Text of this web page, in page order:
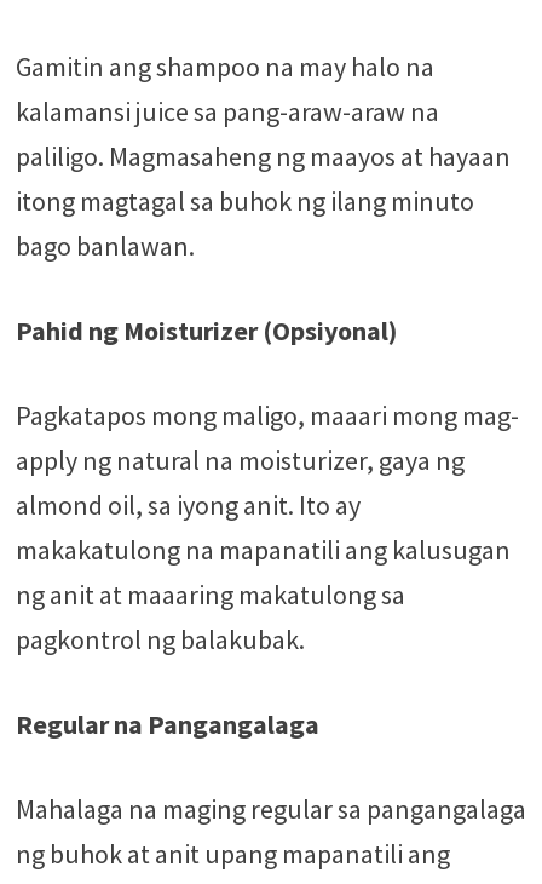
Gamitin ang shampoo na may halo na
kalamansi juice sa pang-araw-araw na
paliligo. Magmasaheng ng maayos at hayaan
itong magtagal sa buhok ng ilang minuto
bago banlawan.
Pahid ng Moisturizer (Opsiyonal)
Pagkatapos mong maligo, maaari mong mag-
apply ng natural na moisturizer, gaya ng
almond oil, sa iyong anit. Ito ay
makakatulong na mapanatili ang kalusugan
ng anit at maaaring makatulong sa
pagkontrol ng balakubak.
Regular na Pangangalaga
Mahalaga na maging regular sa pangangalaga
ng buhok at anit upang mapanatili ang